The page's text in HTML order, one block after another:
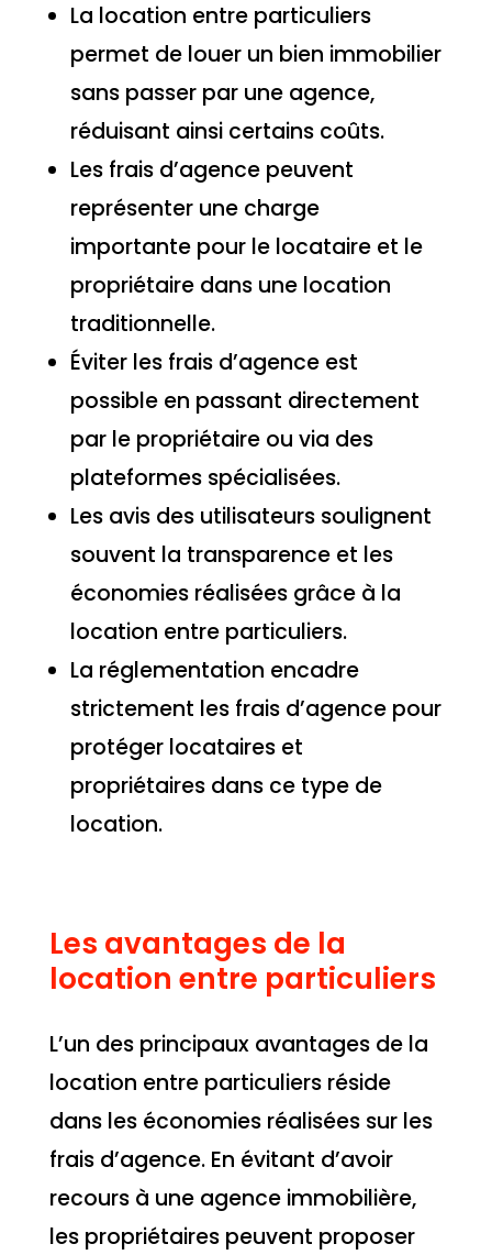
La location entre particuliers
permet de louer un bien immobilier
sans passer par une agence,
réduisant ainsi certains coûts.
Les frais d’agence peuvent
représenter une charge
importante pour le locataire et le
propriétaire dans une location
traditionnelle.
Éviter les frais d’agence est
possible en passant directement
par le propriétaire ou via des
plateformes spécialisées.
Les avis des utilisateurs soulignent
souvent la transparence et les
économies réalisées grâce à la
location entre particuliers.
La réglementation encadre
strictement les frais d’agence pour
protéger locataires et
propriétaires dans ce type de
location.
Les avantages de la
location entre particuliers
L’un des principaux avantages de la
location entre particuliers réside
dans les économies réalisées sur les
frais d’agence. En évitant d’avoir
recours à une agence immobilière,
les propriétaires peuvent proposer